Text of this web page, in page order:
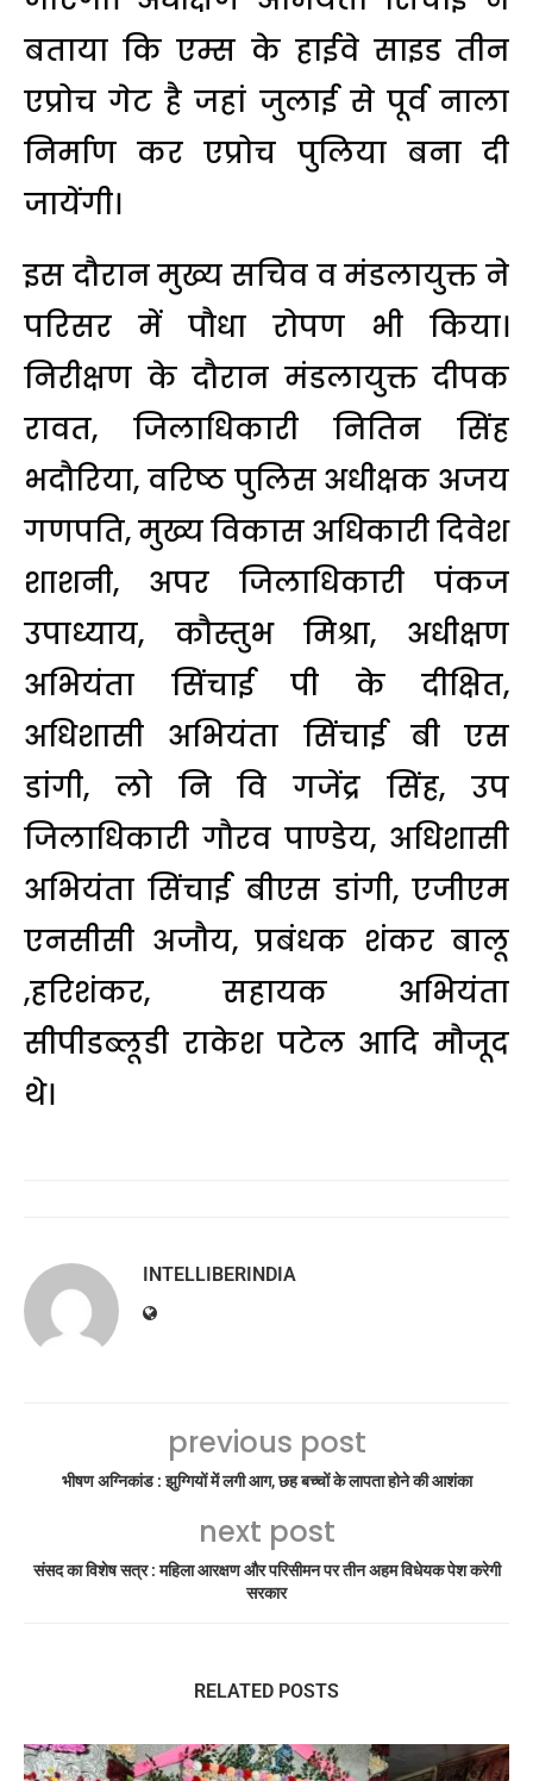
बताया कि एम्स के हाईवे साइड तीन
एप्रोच गेट है जहां जुलाई से पूर्व नाला
निर्माण कर एप्रोच पुलिया बना दी
जायेंगी।
इस दौरान मुख्य सचिव व मंडलायुक्त ने
परिसर में पौधा रोपण भी किया।
निरीक्षण के दौरान मंडलायुक्त दीपक
रावत, जिलाधिकारी नितिन सिंह
भदौरिया, वरिष्ठ पुलिस अधीक्षक अजय
गणपति, मुख्य विकास अधिकारी दिवेश
शाशनी, अपर जिलाधिकारी पंकज
उपाध्याय, कौस्तुभ मिश्रा, अधीक्षण
अभियंता सिंचाई पी के दीक्षित,
अधिशासी अभियंता सिंचाई बी एस
डांगी, लो नि वि गजेंद्र सिंह, उप
जिलाधिकारी गौरव पाण्डेय, अधिशासी
अभियंता सिंचाई बीएस डांगी, एजीएम
एनसीसी अजौय, प्रबंधक शंकर बालू
,हरिशंकर, सहायक अभियंता
सीपीडब्लूडी राकेश पटेल आदि मौजूद
थे।
INTELLIBERINDIA
previous post
भीषण अग्निकांड : झुग्गियों में लगी आग, छह बच्चों के लापता होने की आशंका
next post
संसद का विशेष सत्र : महिला आरक्षण और परिसीमन पर तीन अहम विधेयक पेश करेगी
सरकार
RELATED POSTS